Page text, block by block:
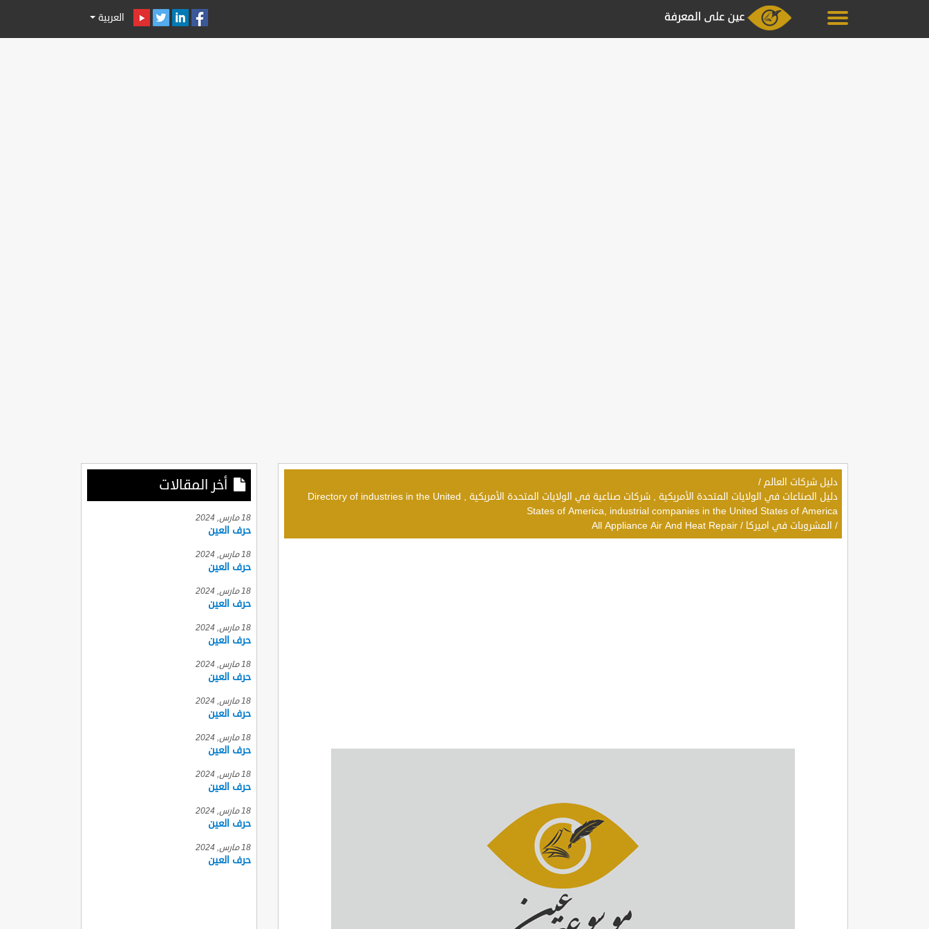
العربية
دليل شركات العالم /
دليل الصناعات في الولايات المتحدة الأمريكية , شركات صناعية في الولايات المتحدة الأمريكية , Directory of industries in the United
States of America, industrial companies in the United States of America
/ المشروبات في اميركا /
All Appliance Air And Heat Repair
أخر المقالات
18 مارس, 2024
حرف العين
18 مارس, 2024
حرف العين
18 مارس, 2024
حرف العين
18 مارس, 2024
حرف العين
18 مارس, 2024
حرف العين
18 مارس, 2024
حرف العين
18 مارس, 2024
حرف العين
18 مارس, 2024
حرف العين
18 مارس, 2024
حرف العين
18 مارس, 2024
حرف العين